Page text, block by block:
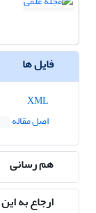
فایل ها
اصل مقاله
هم رسانی
ارجاع به